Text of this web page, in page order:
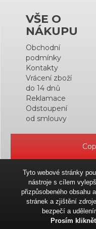
VŠE O
NÁKUPU
Obchodní
podmínky
Kontakty
Vrácení zboží
do 14 dnů
Reklamace
Odstoupení
od smlouvy
Tyto webové stránky
nástroje s cílem
přizpůsobeného obsahu
stránek a zjištění
bezpečí a
Prosím